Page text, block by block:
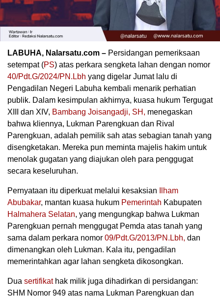
LABUHA, Nalarsatu.com – Persidangan pemeriksaan
setempat (PS) atas perkara sengketa lahan dengan nomor
40/Pdt.G/2024/PN.Lbh yang digelar Jumat lalu di
Pengadilan Negeri Labuha kembali menarik perhatian
publik. Dalam kesimpulan akhirnya, kuasa hukum Tergugat
XIII dan XIV, Bambang Joisangadji, SH, menegaskan
bahwa kliennya, Lukman Parengkuan dan Rival
Parengkuan, adalah pemilik sah atas sebagian tanah yang
disengketakan. Mereka pun meminta majelis hakim untuk
menolak gugatan yang diajukan oleh para penggugat
secara keseluruhan.
Pernyataan itu diperkuat melalui kesaksian
Ilham
Abubakar, mantan kuasa hukum Pemerintah Kabupaten
Halmahera Selatan, yang mengungkap bahwa Lukman
Parengkuan pernah menggugat Pemda atas tanah yang
sama dalam perkara nomor 09/Pdt.G/2013/PN.Lbh, dan
dimenangkan oleh Lukman. Kala itu, pengadilan
memerintahkan agar lahan sengketa dikosongkan.
Dua sertifikathak milik juga dihadirkan di persidangan:
SHM Nomor 949 atas nama Lukman Parengkuan dan